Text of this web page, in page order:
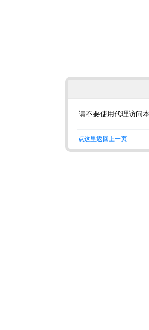
请不要使用代理访问
点这里返回上一页